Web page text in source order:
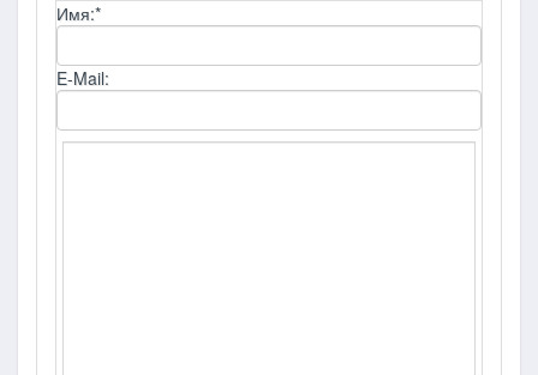
Имя:*
E-Mail: